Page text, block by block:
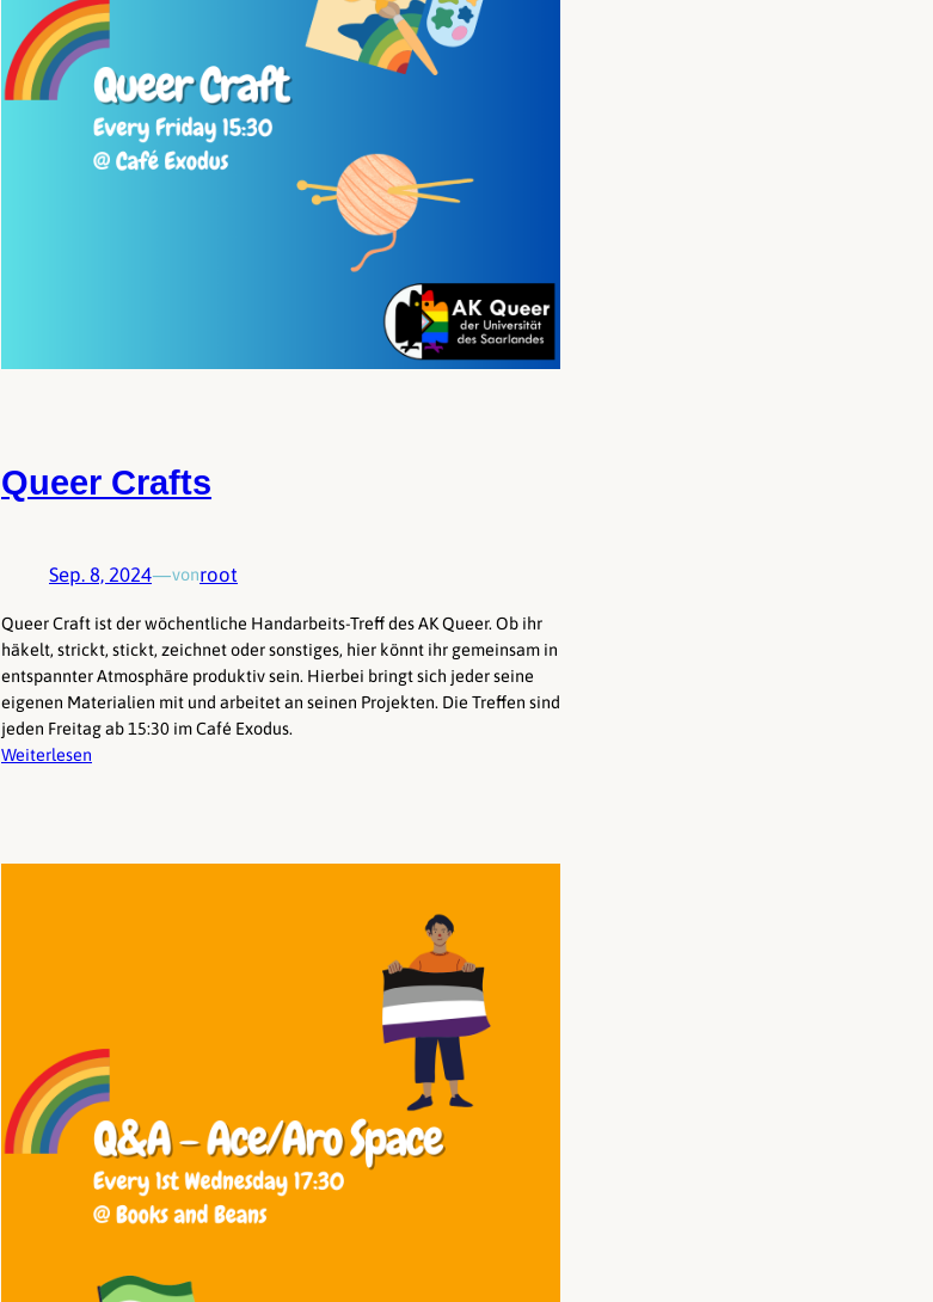
Queer Crafts
Sep. 8, 2024—vonroot
Queer Craft ist der wöchentliche Handarbeits-Treff des AK Queer. Ob ihr
häkelt, strickt, stickt, zeichnet oder sonstiges, hier könnt ihr gemeinsam in
entspannter Atmosphäre produktiv sein. Hierbei bringt sich jeder seine
eigenen Materialien mit und arbeitet an seinen Projekten. Die Treffen sind
jeden Freitag ab 15:30 im Café Exodus.
Weiterlesen